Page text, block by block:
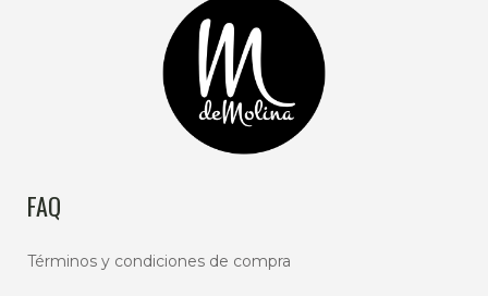
FAQ
Términos y condiciones de compra